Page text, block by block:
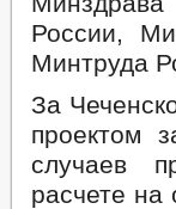
России,
Минтруда
За
проектом
случаев
расчете на